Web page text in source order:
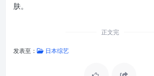
肤。
正文完
发表至： 日本综艺